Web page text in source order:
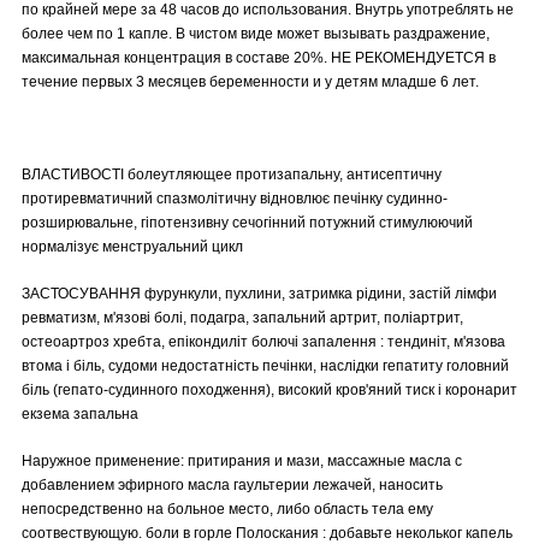
по крайней мере за 48 часов до использования. Внутрь употреблять не
более чем по 1 капле. В чистом виде может вызывать раздражение,
максимальная концентрация в составе 20%. НЕ РЕКОМЕНДУЕТСЯ в
течение первых 3 месяцев беременности и у детям младше 6 лет.
ВЛАСТИВОСТІ болеутляющее протизапальну, антисептичну
протиревматичний спазмолітичну відновлює печінку судинно-
розширювальне, гіпотензивну сечогінний потужний стимулюючий
нормалізує менструальний цикл
ЗАСТОСУВАННЯ фурункули, пухлини, затримка рідини, застій лімфи
ревматизм, м'язові болі, подагра, запальний артрит, поліартрит,
остеоартроз хребта, епікондиліт болючі запалення : тендиніт, м'язова
втома і біль, судоми недостатність печінки, наслідки гепатиту головний
біль (гепато-судинного походження), високий кров'яний тиск і коронарит
екзема запальна
Наружное применение: притирания и мази, массажные масла с
добавлением эфирного масла гаультерии лежачей, наносить
непосредственно на больное место, либо область тела ему
соотвествующую. боли в горле Полоскания : добавьте некольког капель